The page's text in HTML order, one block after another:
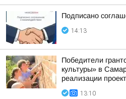
Подписано
14:13
Победители
культуры» в
реализации
13:10